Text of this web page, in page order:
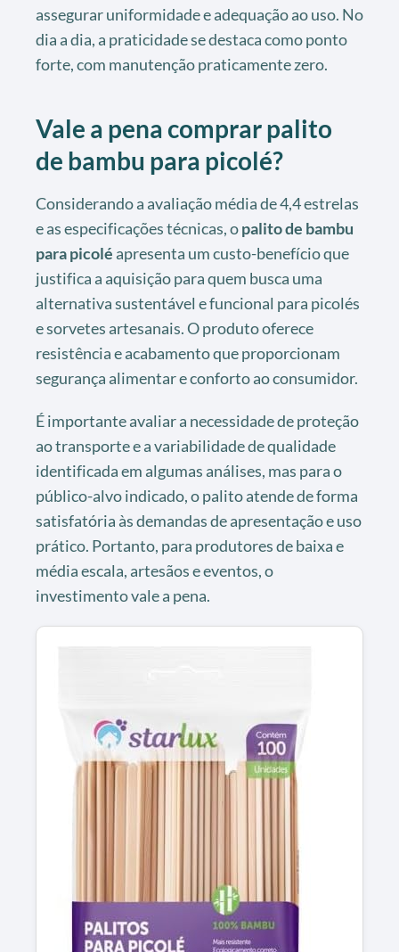
assegurar uniformidade e adequação ao uso. No
dia a dia, a praticidade se destaca como ponto
forte, com manutenção praticamente zero.
Vale a pena comprar palito
de bambu para picolé?
Considerando a avaliação média de 4,4 estrelas
e as especificações técnicas, opalito de bambu
para picolé apresenta um custo-benefício que
justifica a aquisição para quem busca uma
alternativa sustentável e funcional para picolés
e sorvetes artesanais. O produto oferece
resistência e acabamento que proporcionam
segurança alimentar e conforto ao consumidor.
É importante avaliar a necessidade de proteção
ao transporte e a variabilidade de qualidade
identificada em algumas análises, mas para o
público-alvo indicado, o palito atende de forma
satisfatória às demandas de apresentação e uso
prático. Portanto, para produtores de baixa e
média escala, artesãos e eventos, o
investimento vale a pena.